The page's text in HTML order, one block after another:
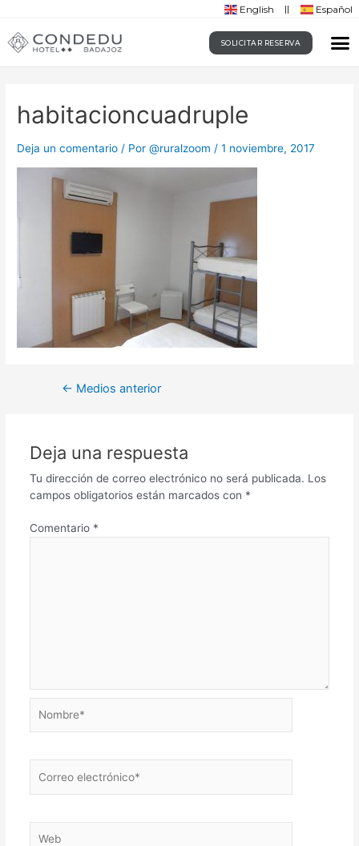
English Español
SOLICITAR RESERVA
habitacioncuadruple
Deja un comentario / Por@ruralzoom /1 noviembre, 2017
← Medios anterior
Deja una respuesta
Tu dirección de correo electrónico no será publicada. Los
campos obligatorios están marcados con *
Comentario *